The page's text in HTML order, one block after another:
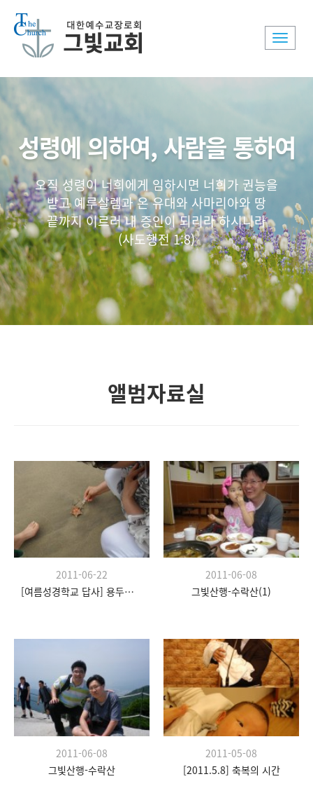
Toggle
성령에 의하여, 사람을 통하여
오직 성령이 너희에게 임하시면 너희가 권능을
받고 예루살렘과 온 유대와 사마리아와 땅
끝까지 이르러 내 증인이 되리라 하시니라
(사도행전 1:8)
앨범자료실
2011-06-22
[여름성경학교 답사] 용두해수욕장
2011-06-08
그빛산행-수락산(1)
2011-06-08
그빛산행-수락산
2011-05-08
[2011.5.8] 축복의 시간